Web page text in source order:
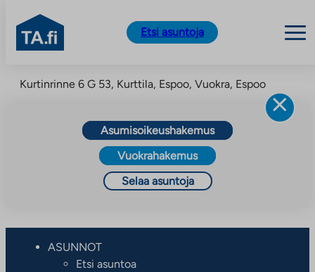
sisältöön
TA.fi
Etsi asuntoja
Kurtinrinne 6 G 53, Kurttila, Espoo, Vuokra, Espoo
Asumisoikeushakemus
Vuokrahakemus
Selaa asuntoja
ASUNNOT
Etsi asuntoa